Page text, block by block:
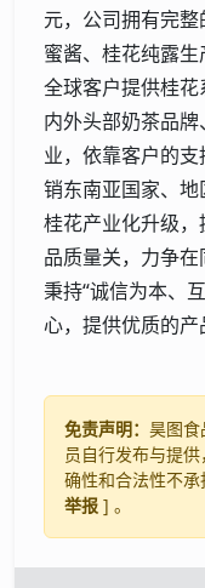
元，公司拥有完
蜜酱、桂花纯露
全球客户提供桂
内外头部奶茶品
业，依靠客户的
销东南亚国家、
桂花产业化升级
品质量关，力争
秉持“诚信为本、
心，提供
免责声明： 昊图食
员自行发布与提
确性和合法性不
举报 ] 。